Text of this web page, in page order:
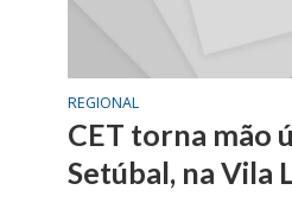
REGIONAL
CET torna mão
Setúbal, na Vila